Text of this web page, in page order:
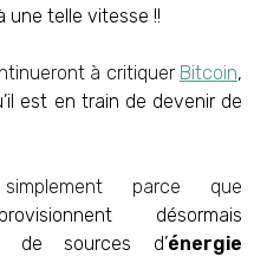
une telle vitesse !!
à critiquer Bitcoin,
est en train de devenir de
parce que
désormais
de sources d’énergie